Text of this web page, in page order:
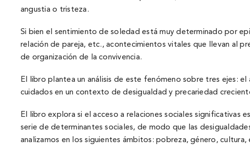
angustia o tristeza.
Si bien el sentimiento de soledad está muy determinado por
relación de pareja, etc., acontecimientos vitales que llevan al
de organización de la convivencia.
El libro plantea un análisis de este fenómeno sobre tres ejes:
cuidados en un contexto de desigualdad y precariedad
El libro explora si el acceso a relaciones sociales
serie de determinantes sociales, de modo que las
analizamos en los siguientes ámbitos: pobreza, género,